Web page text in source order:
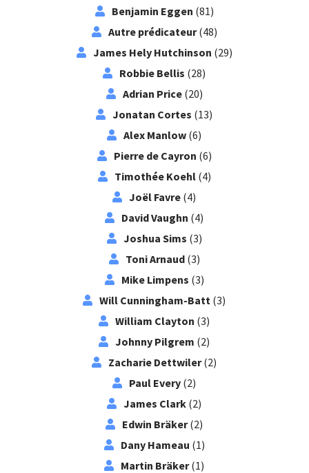
Benjamin Eggen (81)
Autre prédicateur(48)
James Hely Hutchinson (29)
Robbie Bellis (28)
Adrian Price(20)
Jonatan Cortes (13)
Alex Manlow (6)
Pierre de Cayron (6)
Timothée Koehl(4)
Joël Favre (4)
David Vaughn (4)
Joshua Sims (3)
Toni Arnaud(3)
Mike Limpens (3)
Will Cunningham-Batt (3)
William Clayton (3)
Johnny Pilgrem (2)
Zacharie Dettwiler(2)
Paul Every (2)
James Clark (2)
Edwin Bräker(2)
Dany Hameau (1)
Martin Bräker(1)